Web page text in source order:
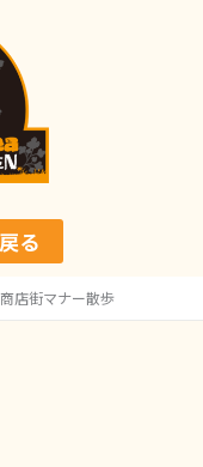
る
店街マナー散歩